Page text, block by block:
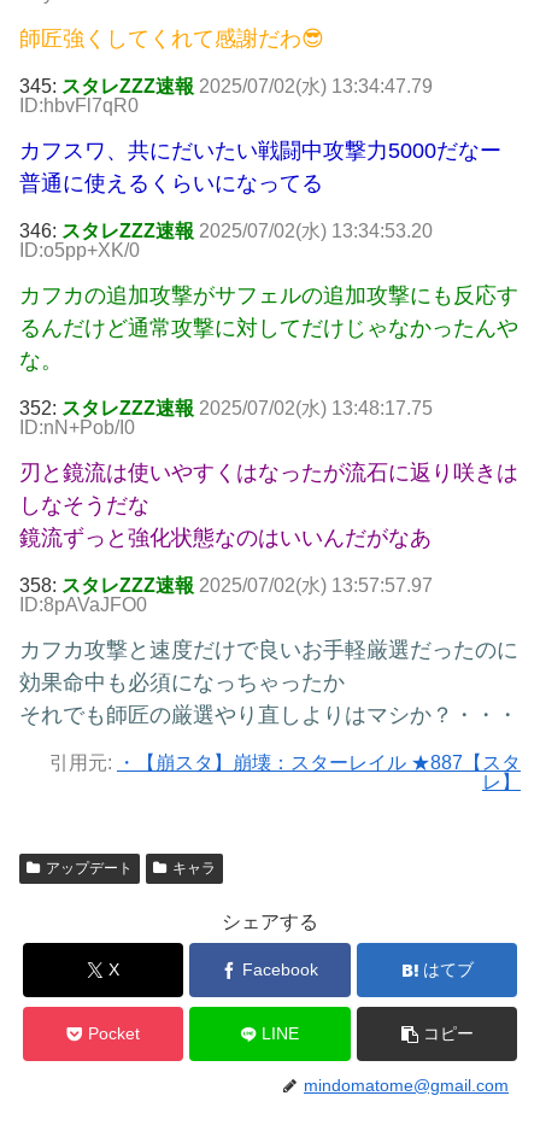
師匠強くしてくれて感謝だわ😎
345: スタレZZZ速報 2025/07/02(水) 13:34:47.79
ID:hbvFl7qR0
カフスワ、共にだいたい戦闘中攻撃力5000だなー
普通に使えるくらいになってる
346: スタレZZZ速報 2025/07/02(水) 13:34:53.20
ID:o5pp+XK/0
カフカの追加攻撃がサフェルの追加攻撃にも反応す
るんだけど通常攻撃に対してだけじゃなかったんや
な。
352: スタレZZZ速報 2025/07/02(水) 13:48:17.75
ID:nN+Pob/I0
刃と鏡流は使いやすくはなったが流石に返り咲きは
しなそうだな
鏡流ずっと強化状態なのはいいんだがなあ
358: スタレZZZ速報 2025/07/02(水) 13:57:57.97
ID:8pAVaJFO0
カフカ攻撃と速度だけで良いお手軽厳選だったのに
効果命中も必須になっちゃったか
それでも師匠の厳選やり直しよりはマシか？・・・
引用元:
・【崩スタ】崩壊：スターレイル ★887【スタ
レ】
アップデート キャラ
シェアする
X Facebook はてブ
Pocket LINE コピー
mindomatome@gmail.com